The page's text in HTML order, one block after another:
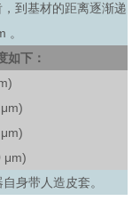
到基材的距离逐渐递
。
如下：
μm)
身带人造皮套。